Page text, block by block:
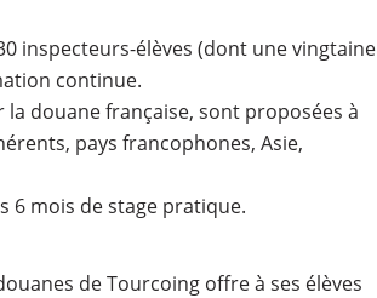
inspecteurs-élèves (dont une vingtaine
continue.
douane française, sont proposées à
pays francophones, Asie,
6 mois de stage pratique.
de Tourcoing offre à ses élèves